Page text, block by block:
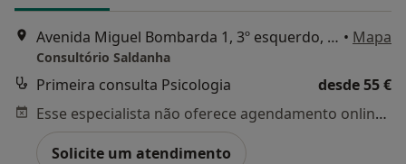
Avenida Miguel Bombarda 1, 3º esquerdo, Lisboa • Mapa
Consultório Saldanha
Primeira consulta Psicologia
desde 55 €
Esse especialista não oferece agendamento online para esse endereço.
Solicite um atendimento